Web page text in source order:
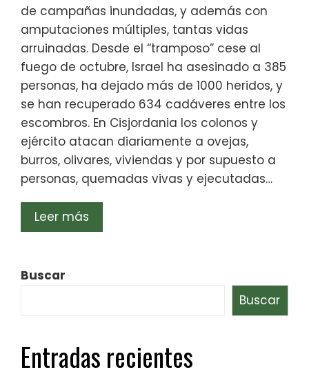
de campañas inundadas, y además con
amputaciones múltiples, tantas vidas
arruinadas. Desde el “tramposo” cese al
fuego de octubre, Israel ha asesinado a 385
personas, ha dejado más de 1000 heridos, y
se han recuperado 634 cadáveres entre los
escombros. En Cisjordania los colonos y
ejército atacan diariamente a ovejas,
burros, olivares, viviendas y por supuesto a
personas, quemadas vivas y ejecutadas…
Leer más
Buscar
Buscar
Entradas recientes